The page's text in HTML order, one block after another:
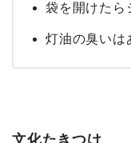
袋を開けたら
灯油の臭いは
文化たきつけ